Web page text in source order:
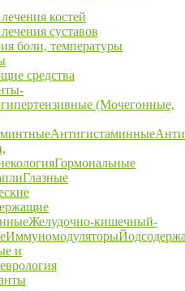
костей
суставов
боли, температуры
средства
(Мочегонные,
Антигистаминные
Гормональные
Глазные
Желудочно-кишечный-
Иммуномодуляторы
и